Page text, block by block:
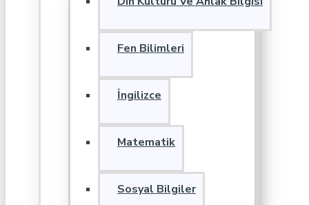
Fen Bilimleri
İngilizce
Matematik
Sosyal Bilgiler